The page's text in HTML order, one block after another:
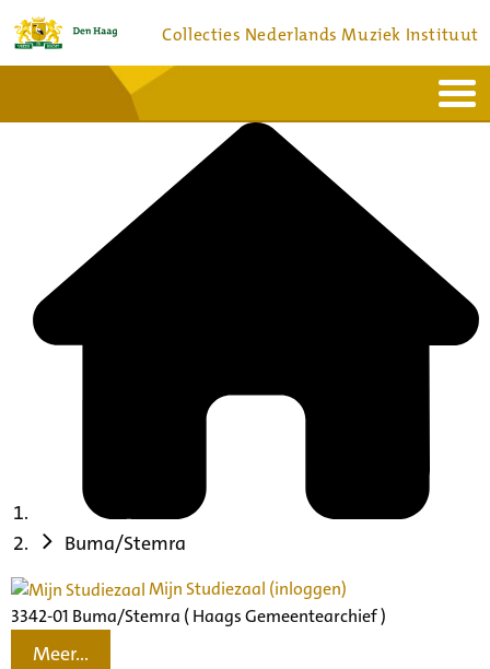
Collecties Nederlands Muziek Instituut
Bronnen en collecties
Buma/Stemra
Mijn Studiezaal (inloggen)
3342-01 Buma/Stemra ( Haags Gemeentearchief )
Meer...